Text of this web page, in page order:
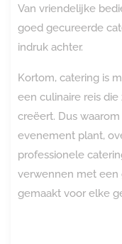
Van vriendelijke
goed gecureerde
indruk achter.
Kortom, catering is
een culinaire reis
creëert. Dus
evenement plant,
professionele
verwennen met een
gemaakt voor elke